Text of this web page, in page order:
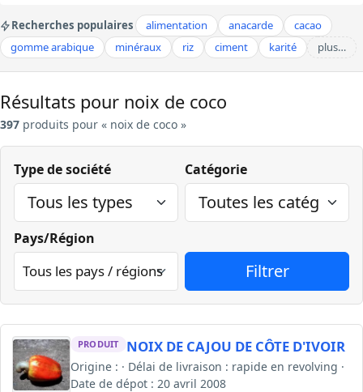
Recherches populaires alimentation anacarde
cacao
gomme arabique
minéraux riz ciment karité plus…
Résultats pour noix de coco
397 produits pour « noix de coco »
Type de société Catégorie
Pays/Région
PRODUIT NOIX DE CAJOU DE CÔTE D'IVOIR
Origine : · Délai de livraison : rapide en revolving ·
Date de dépot : 20 avril 2008